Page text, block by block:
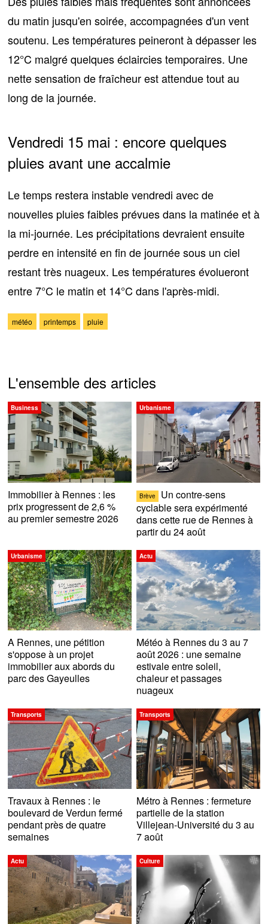
du matin jusqu'en soirée, accompagnées d'un vent
soutenu. Les températures peineront à dépasser les
12°C malgré quelques éclaircies temporaires. Une
nette sensation de fraîcheur est attendue tout au
long de la journée.
Vendredi 15 mai : encore quelques
pluies avant une accalmie
Le temps restera instable vendredi avecde
nouvelles pluies faibles prévues dans la matinée et à
la mi-journée. Les précipitations devraient ensuite
perdre en intensité en fin de journée sous un ciel
restant très nuageux. Les températures évolueront
entre7°C le matin et 14°C dans l'après-midi.
météo printemps pluie
L'ensemble des articles
Business
Immobilier à Rennes : les
prix progressent de 2,6 %
au premier semestre 2026
Urbanisme
Brève
Un contre-sens
cyclable sera expérimenté
dans cette rue de Rennes à
partir du 24 août
Urbanisme
A Rennes, une pétition
s'oppose à un projet
immobilier aux abords du
parc des Gayeulles
Actu
Météo à Rennes du 3 au 7
août 2026 : une semaine
estivale entre soleil,
chaleur et passages
nuageux
Transports
Travaux à Rennes : le
boulevard de Verdun fermé
pendant près de quatre
semaines
Transports
Métro à Rennes : fermeture
partielle de la station
Villejean-Université du 3 au
7 août
Actu Culture